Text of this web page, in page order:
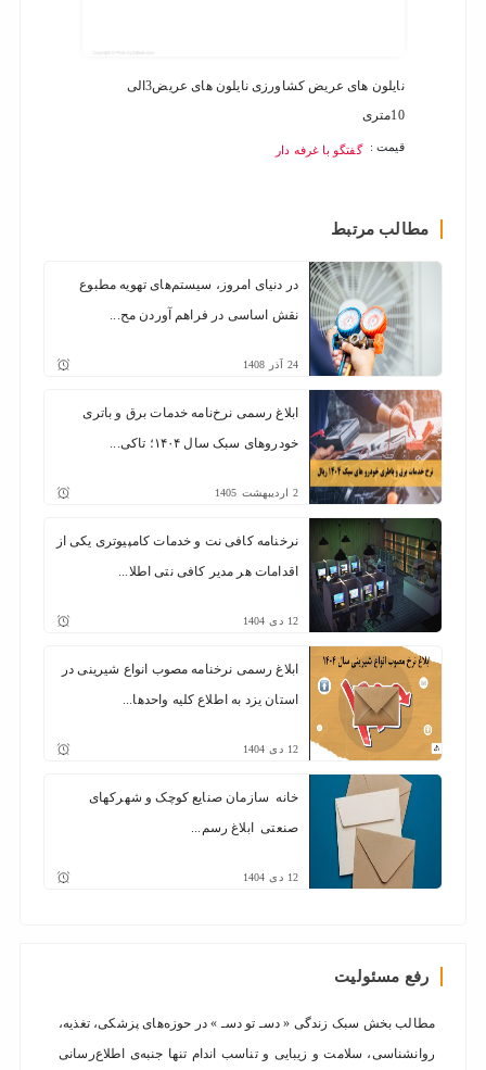
نایلون های عریض کشاورزی نایلون های عریض3الی
10متری
قیمت : گفتگو با غرفه دار
مطالب مرتبط
در دنیای امروز، سیستم‌های تهویه مطبوع
نقش اساسی در فراهم آوردن مح...
24 آذر 1408
ابلاغ رسمی نرخ‌نامه خدمات برق و باتری
خودروهای سبک سال ۱۴۰۴؛ تاکی...
2 اردیبهشت 1405
نرخنامه کافی نت و خدمات کامپیوتری یکی از
اقدامات هر مدیر کافی نتی اطلا...
12 دی 1404
ابلاغ رسمی نرخنامه مصوب انواع شیرینی در
استان یزد به اطلاع کلیه واحدها...
12 دی 1404
خانه سازمان صنایع کوچک و شهرکهای
صنعتی ابلاغ رسم...
12 دی 1404
رفع مسئولیت
مطالب بخش سبک زندگی « دسـ تو دسـ » در حوزه‌های پزشکی، تغذیه،
روانشناسی، سلامت و زیبایی و تناسب اندام تنها جنبه‌ی اطلاع‌رسانی